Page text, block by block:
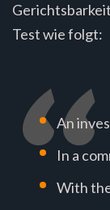
Test wie folgt:
An
In a
With